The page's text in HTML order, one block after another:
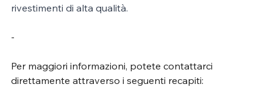
rivestimenti di alta qualità.
-
Per maggiori informazioni, potete contattarci
direttamente attraverso i seguenti recapiti: